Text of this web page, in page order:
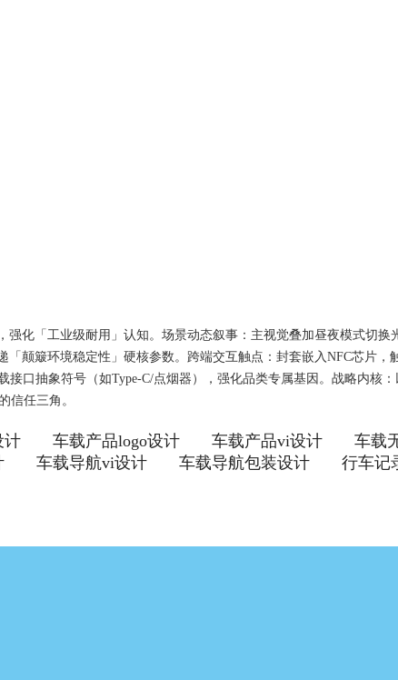
化「工业级耐用」认知。 ​​场景动态叙事​​：主视觉叠加昼夜模式切
颠簸环境稳定性」硬核参数。 ​​跨端交互触点​​：封套嵌入NFC芯片，
口抽象符号（如Type-C/点烟器），强化品类专属基因。 ​​战略内核​​
信任三角。
计 车载产品logo设计 车载产品vi设计
车载
车载导航vi设计 车载导航包装设计 行车记